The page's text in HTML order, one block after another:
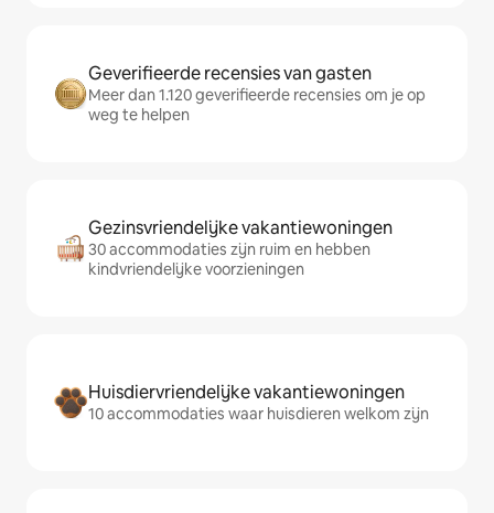
Geverifieerde recensies van gasten
Meer dan 1.120 geverifieerde recensies om je op
weg te helpen
Gezinsvriendelijke vakantiewoningen
30 accommodaties zijn ruim en hebben
kindvriendelijke voorzieningen
Huisdiervriendelijke vakantiewoningen
10 accommodaties waar huisdieren welkom zijn